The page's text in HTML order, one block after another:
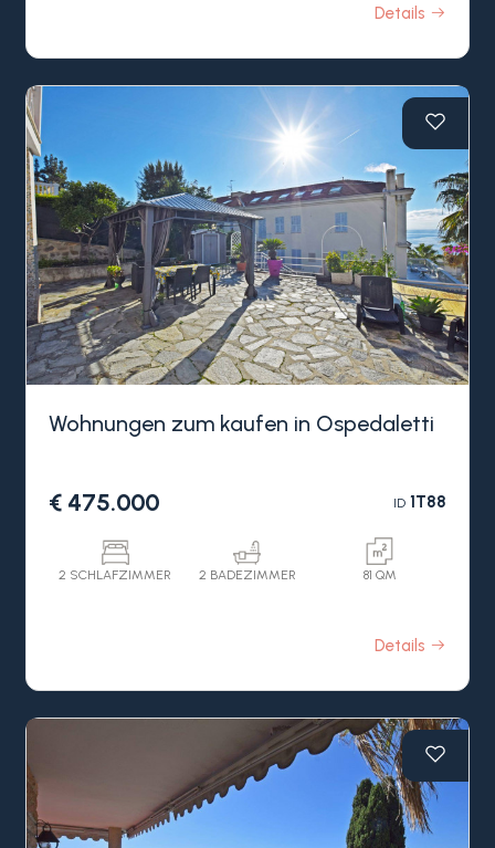
Details
Wohnungen zum kaufen in Ospedaletti
€ 475.000 ID1T88
2 SCHLAFZIMMER 2 BADEZIMMER 81 QM
Details